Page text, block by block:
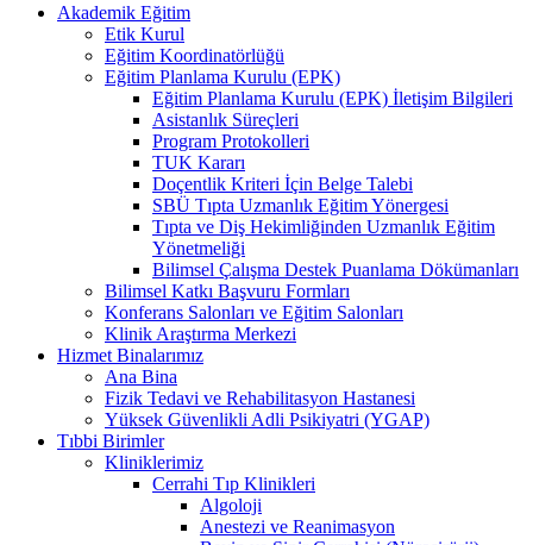
Akademik Eğitim
Etik Kurul
Eğitim Koordinatörlüğü
Eğitim Planlama Kurulu (EPK)
Eğitim Planlama Kurulu (EPK) İletişim Bilgileri
Asistanlık Süreçleri
Program Protokolleri
TUK Kararı
Doçentlik Kriteri İçin Belge Talebi
SBÜ Tıpta Uzmanlık Eğitim Yönergesi
Tıpta ve Diş Hekimliğinden Uzmanlık Eğitim
Yönetmeliği
Bilimsel Çalışma Destek Puanlama Dökümanları
Bilimsel Katkı Başvuru Formları
Konferans Salonları ve Eğitim Salonları
Klinik Araştırma Merkezi
Hizmet Binalarımız
Ana Bina
Fizik Tedavi ve Rehabilitasyon Hastanesi
Yüksek Güvenlikli Adli Psikiyatri (YGAP)
Tıbbi Birimler
Kliniklerimiz
Cerrahi Tıp Klinikleri
Algoloji
Anestezi ve Reanimasyon